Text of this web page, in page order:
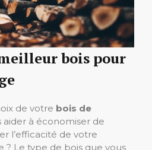
bois pour
de votre bois de
aider à économiser de
l’efficacité de votre
? Le type de bois que vous